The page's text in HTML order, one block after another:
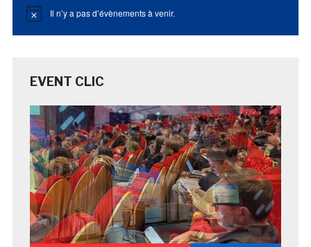
Notice Il n’y a pas d’évènements à venir.
EVENT CLIC